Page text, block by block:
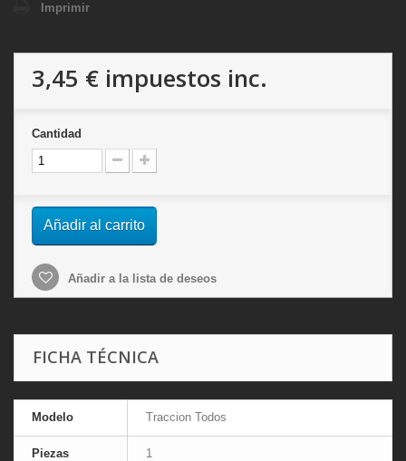
Imprimir
3,45 € impuestos inc.
Cantidad
Añadir al carrito
Añadir a la lista de deseos
FICHA TÉCNICA
Modelo Traccion Todos
Piezas 1